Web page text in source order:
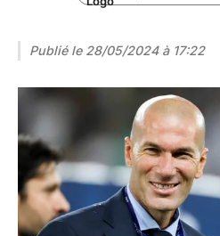
Publié le 28/05/2024 à 17:22